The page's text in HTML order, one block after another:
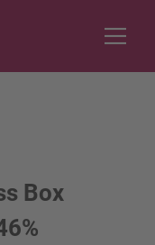
Box